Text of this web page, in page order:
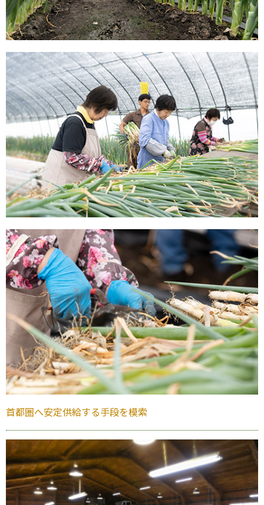
首都圏へ安定供給する手段を模索